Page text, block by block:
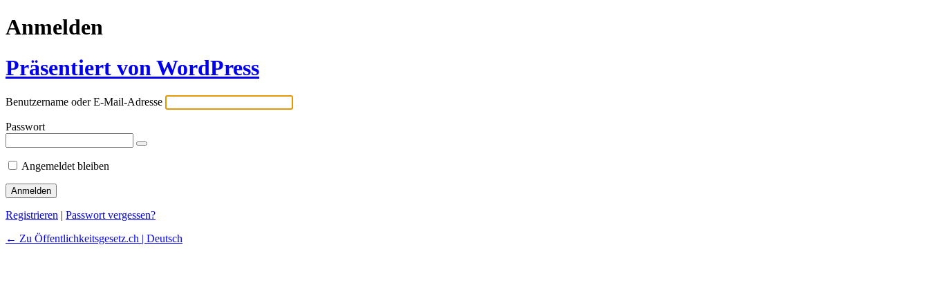
Anmelden
Präsentiert von WordPress
Benutzername oder E-Mail-Adresse
Passwort
Angemeldet bleiben
Registrieren | Passwort vergessen?
← Zu Öffentlichkeitsgesetz.ch | Deutsch